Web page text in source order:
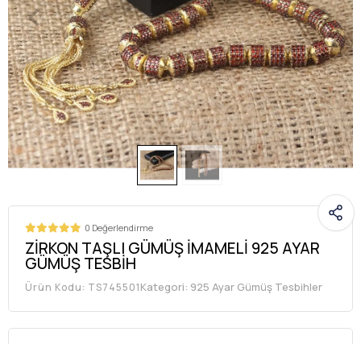
0 Değerlendirme
ZİRKON TAŞLI GÜMÜŞ İMAMELİ 925 AYAR
GÜMÜŞ TESBİH
Ürün Kodu: TS745501Kategori: 925 Ayar Gümüş Tesbihler